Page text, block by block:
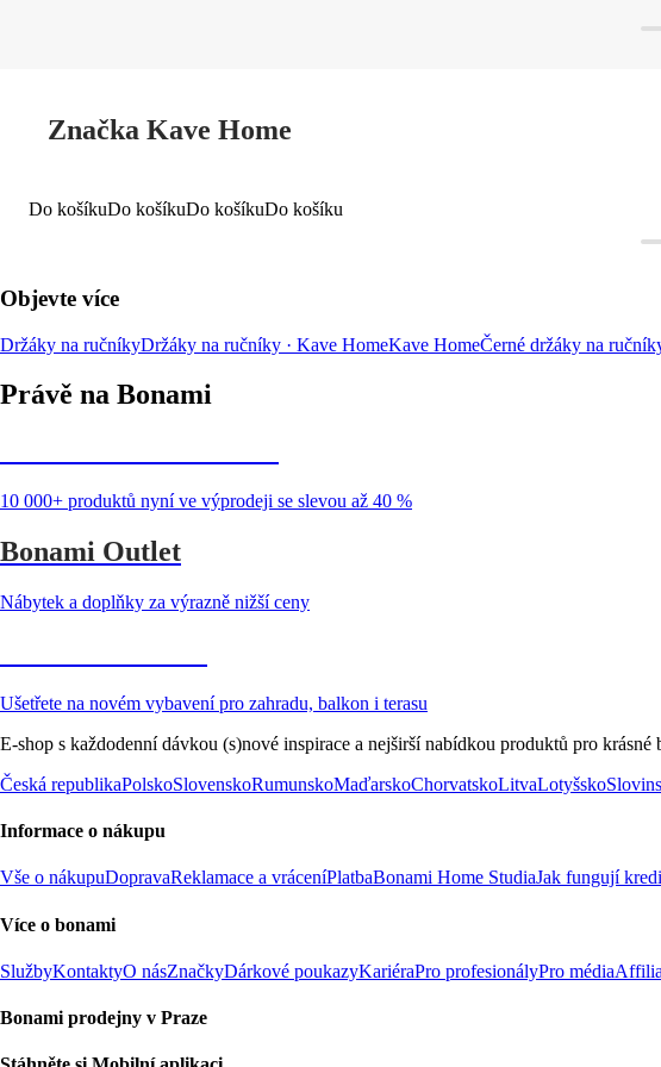
Značka Kave Home
Do košíkuDo košíkuDo košíkuDo košíku
Objevte více
Držáky na ručníkyDržáky na ručníky · Kave HomeKave HomeČerné držáky na
Právě na Bonami
10 000+ produktů nyní ve výprodeji se slevou až 40 %
Bonami Outlet
Nábytek a doplňky za výrazně nižší ceny
Ušetřete na novém vybavení pro zahradu, balkon i terasu
E-shop s každodenní dávkou (s)nové inspirace a nejširší nabídkou produktů pro krásné
Česká republikaPolskoSlovenskoRumunskoMaďarskoChorvatskoLitvaLotyšsko
Informace o nákupu
Vše o nákupuDopravaReklamace a vráceníPlatbaBonami Home StudiaJak fungují
Více o bonami
SlužbyKontaktyO násZnačkyDárkové poukazyKariéraPro profesionályPro média
Bonami prodejny v Praze